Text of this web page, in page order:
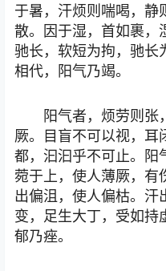
于暑，汗烦则喘喝，静
散。因于湿，首如裹，
驰长，软短为拘，驰长
相代，阳气乃竭。
阳气者，烦劳则张
厥。目盲不可以视，耳
都，汩汩乎不可止。阳
菀于上，使人薄厥，有
出偏沮，使人偏枯。汗
变，足生大丁，受如持
郁乃痤。